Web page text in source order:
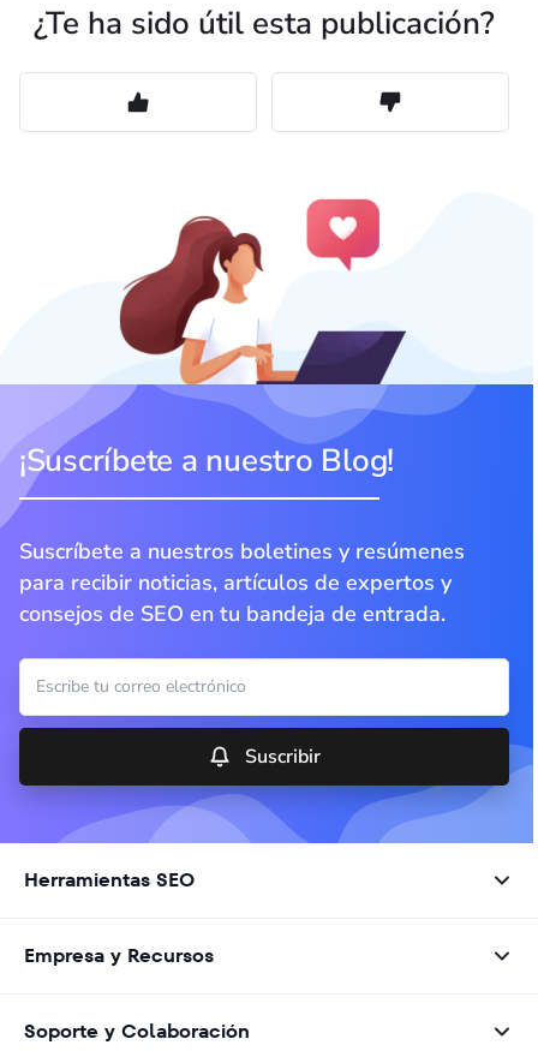
¿Te ha sido útil esta publicación?
¡Suscríbete a nuestro Blog!
Suscríbete a nuestros boletines y resúmenes
para recibir noticias, artículos de expertos y
consejos de SEO en tu bandeja de entrada.
Suscribir
Herramientas SEO
Empresa y Recursos
Soporte y Colaboración